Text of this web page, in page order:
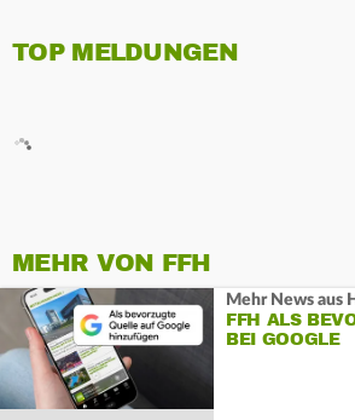
TOP MELDUNGEN
MEHR VON FFH
Mehr News aus
FFH ALS
BEI GOOGLE